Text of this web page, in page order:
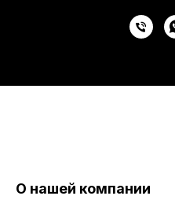
О нашей компании